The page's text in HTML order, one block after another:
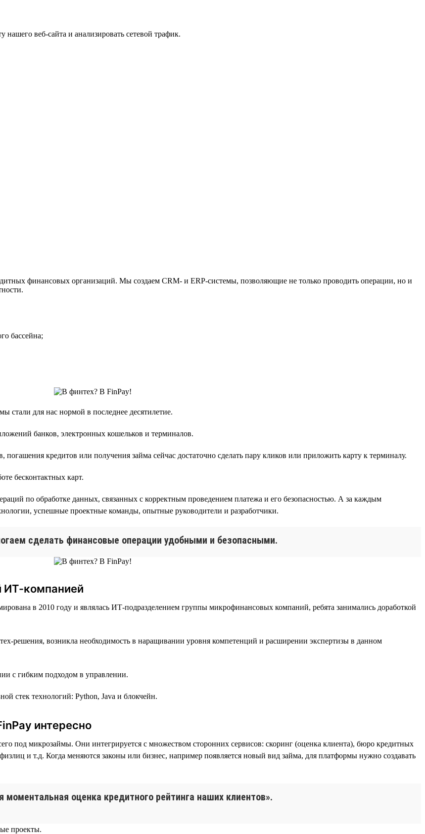
веб-сайта и анализировать сетевой трафик.
финансовых организаций. Мы создаем CRM- и ERP-системы, позволяющие не только проводить операции, но и
бассейна;
стали для нас нормой в последнее десятилетие.
банков, электронных кошельков и терминалов.
кредитов или получения займа сейчас достаточно сделать пару кликов или приложить карту к терминалу.
бесконтактных карт.
по обработке данных, связанных с корректным проведением платежа и его безопасностью. А за каждым
успешные проектные команды, опытные руководители и разработчики.
сделать финансовые операции удобными и безопасными.
ИТ-компанией
в 2010 году и являлась ИТ-подразделением группы микрофинансовых компаний, ребята занимались доработкой
решения, возникла необходимость в наращивании уровня компетенций и расширении экспертизы в данном
с гибким подходом в управлении.
стек технологий: Python, Java и блокчейн.
интересно
под микрозаймы. Они интегрируется с множеством сторонних сервисов: скоринг (оценка клиента), бюро кредитных
и т.д. Когда меняются законы или бизнес, например появляется новый вид займа, для платформы нужно создавать
оценка кредитного рейтинга наших клиентов».
проекты.